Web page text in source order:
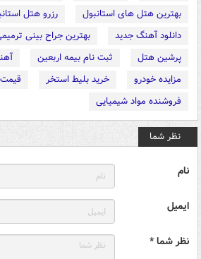
بهترین هتل های استانبول
رزرو هتل
دانلود آهنگ جدید
بهترین جراح بینی
پرشین هتل
ثبت نام بیمه اربعین
مزایده خودرو
خرید بلیط استخر
فروشنده مواد شیمیایی
نظر شما
نام
ایمیل
نظر شما *